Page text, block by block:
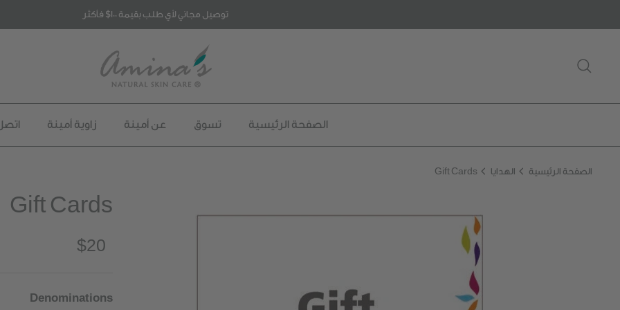
الى
توصيل مجاني لأي طلب بقيمة 100$ فأكثر
الصفحة الرئيسية تسوق عن أمينة زاوية أمينة
الصفحة الرئيسية الهدايا Gift Cards
Gift Cards
$20
Denominations